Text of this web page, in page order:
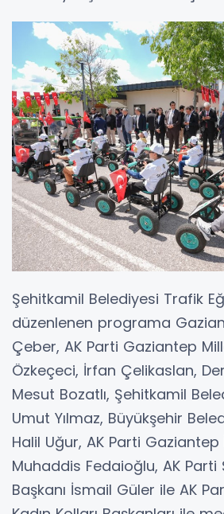
Şehitkamil Belediyesi Trafik
düzenlenen programa
Çeber, AK Parti Gaziantep
Özkeçeci, İrfan Çelikaslan,
Mesut Bozatlı, Şehitkamil
Umut Yılmaz, Büyükşehir
Halil Uğur, AK Parti Gaziantep
Muhaddis Fedaioğlu, AK Parti
Başkanı İsmail Güler ile AK